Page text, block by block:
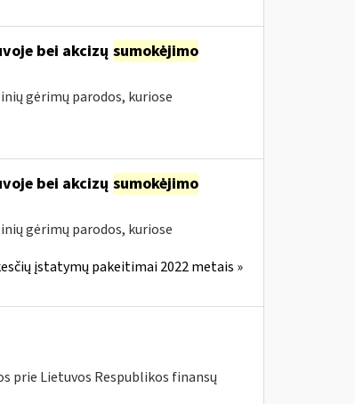
bei akcizų sumokėjimo
gėrimų parodos, kuriose
bei akcizų sumokėjimo
gėrimų parodos, kuriose
įstatymų pakeitimai 2022 metais »
prie Lietuvos Respublikos finansų